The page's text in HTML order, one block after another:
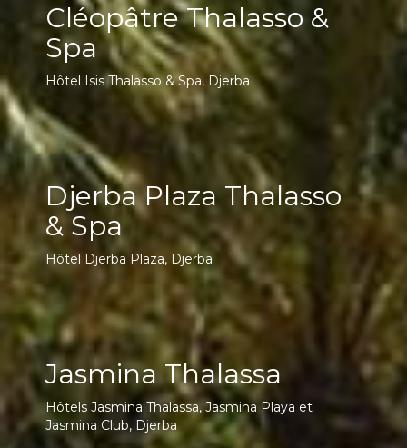
Cléopâtre Thalasso &
Spa
Hôtel Isis Thalasso & Spa, Djerba
Djerba Plaza Thalasso
& Spa
Hôtel Djerba Plaza, Djerba
Jasmina Thalassa
Hôtels Jasmina Thalassa, Jasmina Playa et
Jasmina Club, Djerba